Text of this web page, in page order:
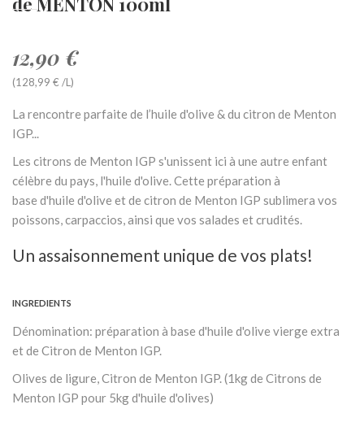
12,90 €
(128,99 € /L)
La rencontre parfaite de l’huile d'olive & du citron de Menton
IGP...
Les citrons de Menton IGP s'unissent ici à une autre enfant
célèbre du pays, l'huile d'olive. Cette préparation à
base d'huile d'olive et de citron de Menton IGP sublimera vos
poissons, carpaccios, ainsi que vos salades et crudités.
Un assaisonnement unique de vos plats!
INGREDIENTS
Dénomination: préparation à base d'huile d'olive vierge extra
et de Citron de Menton IGP.
Olives de ligure, Citron de Menton IGP. (1kg de Citrons de
Menton IGP pour 5kg d'huile d'olives)